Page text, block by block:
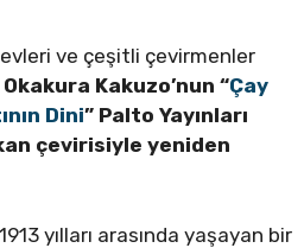
ve çeşitli çevirmenler
Okakura Kakuzo’nun “Çay
Dini” Palto Yayınları
çevirisiyle yeniden
yılları arasında yaşayan bir